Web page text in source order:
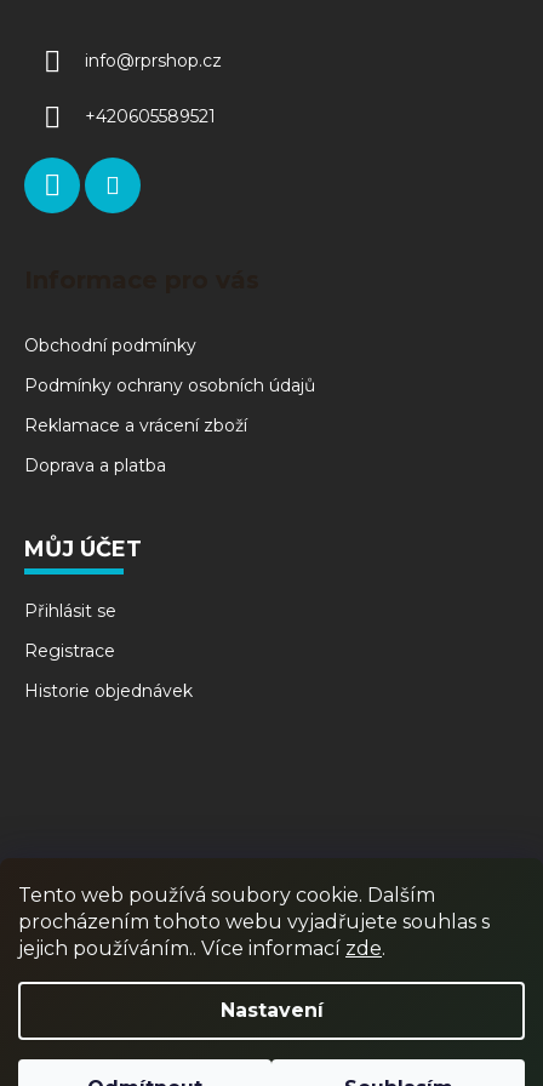
Tento web používá soubory cookie. Dalším
procházením tohoto webu vyjadřujete souhlas s
jejich používáním.. Více informací zde.
Nastavení
info@rprshop.cz
+420605589521
Obchodní podmínky
Podmínky ochrany osobních údajů
Reklamace a vrácení zboží
Doprava a platba
MŮJ ÚČET
Přihlásit se
Registrace
Historie objednávek
RPR GAMES PAINTBALL JUNIOR PAINTBALL